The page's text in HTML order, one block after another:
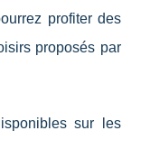
profiter des
proposés par
sur les